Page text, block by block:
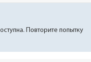
Повторите попытку